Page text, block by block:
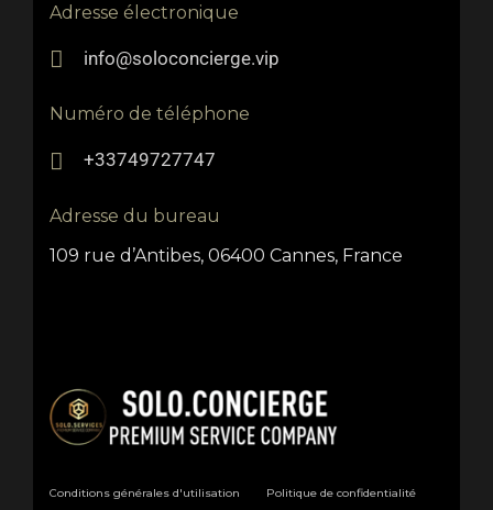
Adresse électronique
info@soloconcierge.vip
Numéro de téléphone
+33749727747
Adresse du bureau
109 rue d’Antibes, 06400 Cannes, France
Conditions générales d'utilisation Politique de confidentialité